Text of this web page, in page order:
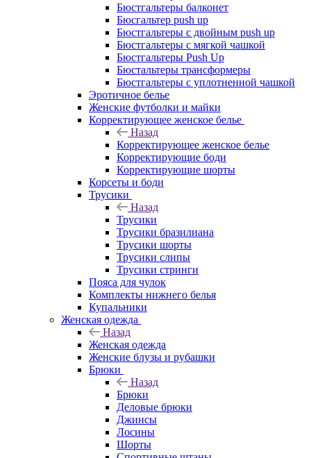
Бюстгальтеры балконет
Бюсгальтер push up
Бюстгальтеры с двойным push up
Бюстгальтеры с мягкой чашкой
Бюстгальтеры Push Up
Бюстальтеры трансформеры
Бюстгальтеры с уплотненной чашкой
Эротичное белье
Женские футболки и майки
Корректирующее женское белье
Назад
Корректирующее женское белье
Корректирующие боди
Корректирующие шорты
Корсеты и боди
Трусики
Назад
Трусики
Трусики бразилиана
Трусики шорты
Трусики слипы
Трусики стринги
Пояса для чулок
Комплекты нижнего белья
Купальники
Женская одежда
Назад
Женская одежда
Женские блузы и рубашки
Брюки
Назад
Брюки
Деловые брюки
Джинсы
Лосины
Шорты